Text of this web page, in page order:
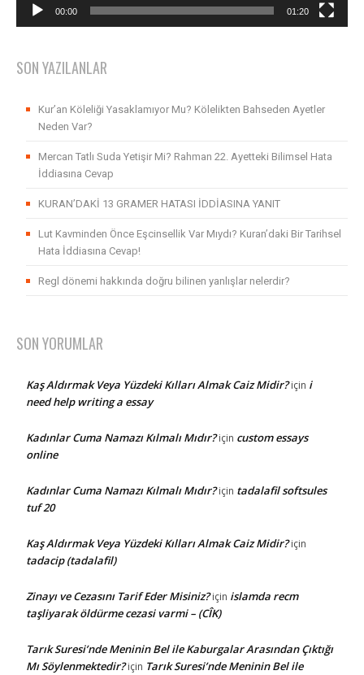
00:00 01:20
SON YAZILANLAR
Kur’an Köleliği Yasaklamıyor Mu? Kölelikten Bahseden Ayetler
Neden Var?
Mercan Tatlı Suda Yetişir Mi? Rahman 22. Ayetteki Bilimsel Hata
İddiasına Cevap
KURAN’DAKİ 13 GRAMER HATASI İDDİASINA YANIT
Lut Kavminden Önce Eşcinsellik Var Mıydı? Kuran’daki Bir Tarihsel
Hata İddiasına Cevap!
Regl dönemi hakkında doğru bilinen yanlışlar nelerdir?
SON YORUMLAR
Kaş Aldırmak Veya Yüzdeki Kılları Almak Caiz Midir?için i
need help writing a essay
Kadınlar Cuma Namazı Kılmalı Mıdır?için custom essays
online
Kadınlar Cuma Namazı Kılmalı Mıdır?için tadalafil softsules
tuf 20
Kaş Aldırmak Veya Yüzdeki Kılları Almak Caiz Midir?için
tadacip (tadalafil)
Zinayı ve Cezasını Tarif Eder Misiniz?için islamda recm
taşliyarak öldürme cezasi varmi – (CÎK)
Tarık Suresi’nde Meninin Bel ile Kaburgalar Arasından Çıktığı
Mı Söylenmektedir?için Tarık Suresi’nde Meninin Bel ile